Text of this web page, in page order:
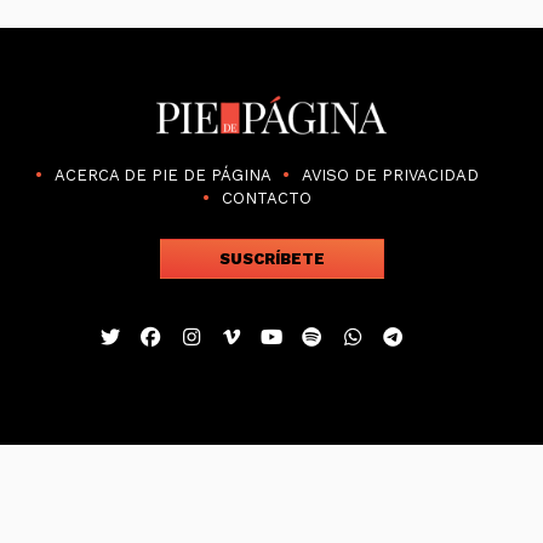
ACERCA DE PIE DE PÁGINA
AVISO DE PRIVACIDAD
CONTACTO
SUSCRÍBETE